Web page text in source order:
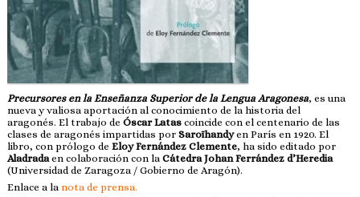
Precursores en la Enseñanza Superior de la Lengua Aragonesa, es una
nueva y valiosa aportación al conocimiento de la historia del
aragonés. El trabajo de Óscar Latascoincide con el centenario de las
clases de aragonés impartidas porSaroïhandyen París en 1920. El
libro, con prólogo de Eloy Fernández Clemente, ha sido editado por
Aladradaen colaboración con la Cátedra Johan Ferrández d’Heredia
(Universidad de Zaragoza / Gobierno de Aragón).
Enlace a la nota de prensa.